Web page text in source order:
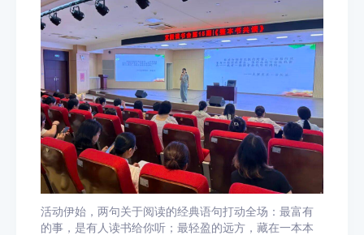
活动伊始，两句关于阅读的经典语句打动全场：最富有
的事，是有人读书给你听；最轻盈的远方，藏在一本本